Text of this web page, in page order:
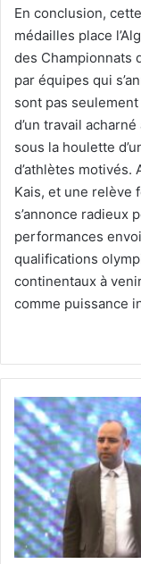
En conclusion,
médailles place
des Championnats
par équipes qui
sont pas
d’un travail
sous la houlette
d’athlètes motivés.
Kais, et une relève
s’annonce radieux
performances
qualifications
continentaux à
comme puissance
Dimas
renverse
tout
à
Chréa,
Bizay
s’impose
au
sommet